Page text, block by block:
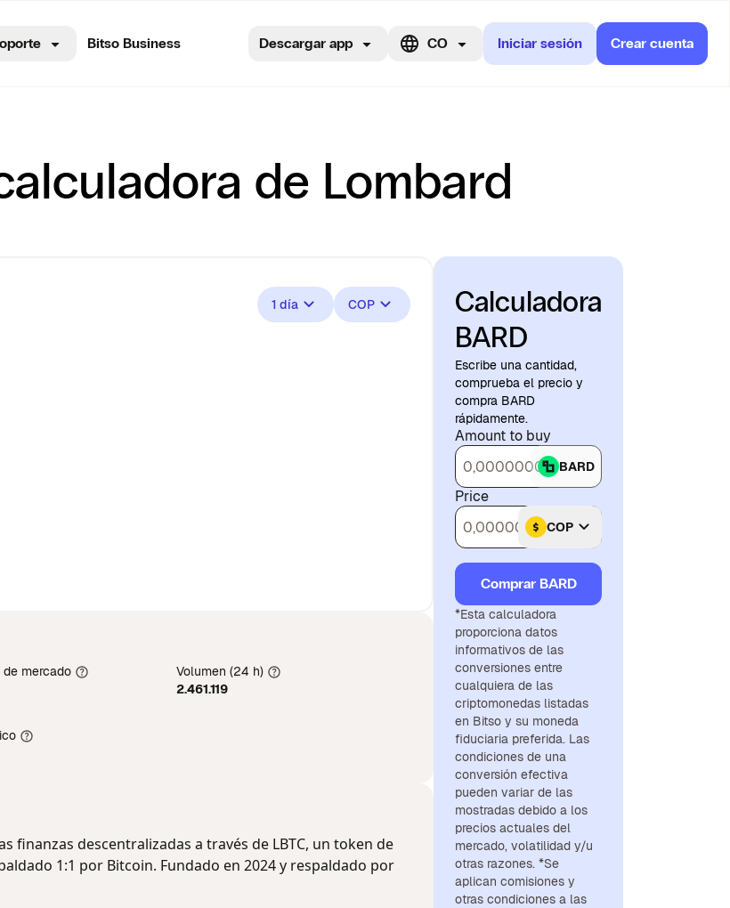
Bitso Business Descargar app CO Iniciar sesión Crear cuenta
de Lombard
1 día COP
mercado
Volumen (24 h)
2.461.119
finanzas descentralizadas a través de LBTC, un token de
1:1 por Bitcoin. Fundado en 2024 y respaldado por
Calculadora
BARD
Escribe una cantidad,
comprueba el precio y
compra BARD
rápidamente.
Amount to buy
BARD
Price
COP
Comprar BARD
*Esta calculadora
proporciona datos
informativos de las
conversiones entre
cualquiera de las
criptomonedas listadas
en Bitso y su moneda
fiduciaria preferida. Las
condiciones de una
conversión efectiva
pueden variar de las
mostradas debido a los
precios actuales del
mercado, volatilidad y/u
otras razones. *Se
aplican comisiones y
otras condiciones a las